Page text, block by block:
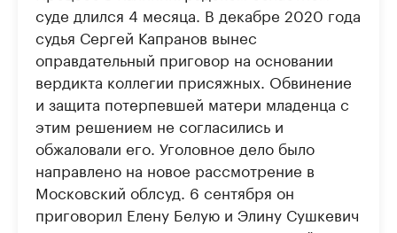
суде длился 4 месяца. В декабре 2020 года
судья Сергей Капранов вынес
оправдательный приговор на основании
вердикта коллегии присяжных. Обвинение
и защита потерпевшей матери младенца с
этим решением не согласились и
обжаловали его. Уголовное дело было
направлено на новое рассмотрение в
Московский облсуд. 6 сентября он
приговорил Елену Белую и Элину Сушкевич